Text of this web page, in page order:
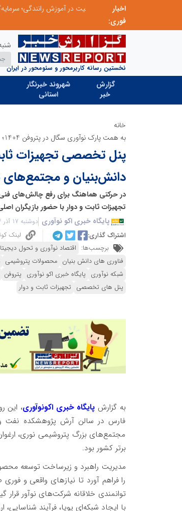
اخبار
فوری:
نوآوری و یادگیری دیجیتال؛
نخستین رسانه کاربرمحور و سئومحور در ایران
شنبه 17 مرداد
گزارش
خبر
شهروند خبرنگار
استانی
خانه
به همت پارک نوآوری سگال در پتروفن 1404؛
پنل تخصصی تجهیزات
دانش‌بنیان و مجتمع‌های
در حرکتی هماهنگ برای رفع چالش‌های
تجهیزات ثابت و دوار با حضور بازیگران
پایگاه خبری اکو نوآوری دوشنبه 17 آذر 1404 - 22:37
اشتراک گذاری:
لینک
برچسب‌ها: اقتصاد نوآوری و تحول
فناوری های دانش بنیان محصولات پتروشیمی
شبکه نوآوری پایگاه خبری اکو نوآوری پتروفن
پنل های تخصصی تجهیزات ثابت و دوار
به گزارش پایگاه خبری اکونوآوری
فارس در سالن آرش پژوهشکده نفت و
مجتمع‌های بزرگ پتروشیمی نوری،
برتر کشور بود.
مدیریت راهبرد و زیرساخت توسعه
را فراهم آورد تا نیازهای واقعی و
توانمندی خلاقانه شرکت‌های نوآور قرار
با ایجاد شبکه‌ای پویا، فرآیند